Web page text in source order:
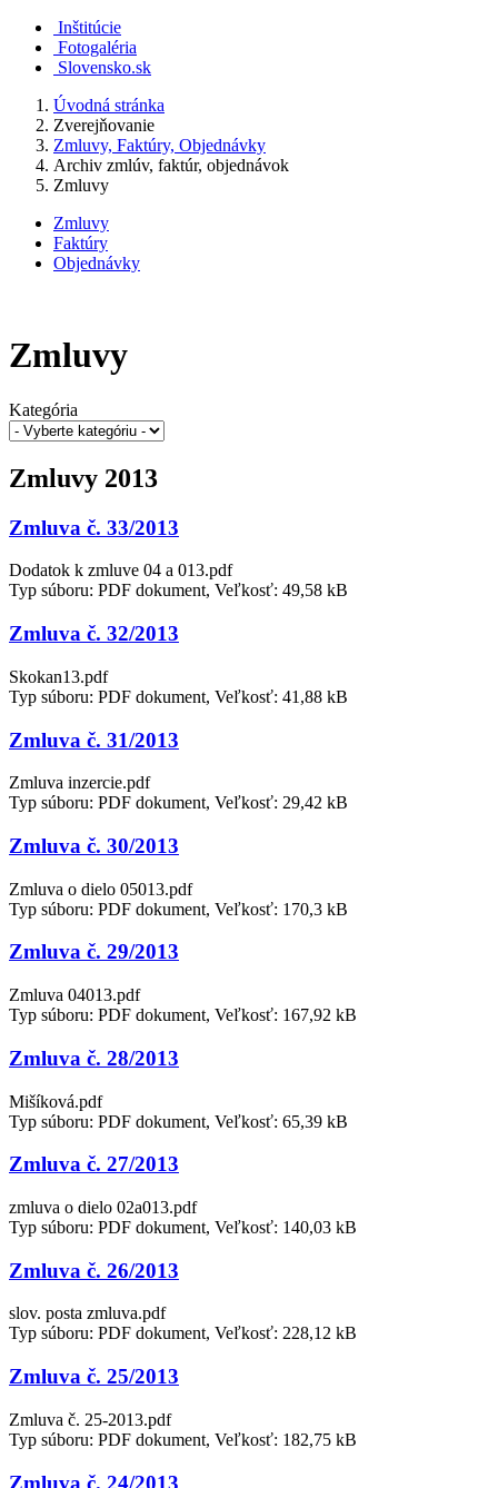
Inštitúcie
Fotogaléria
Slovensko.sk
Úvodná stránka
Zverejňovanie
Zmluvy, Faktúry, Objednávky
Archiv zmlúv, faktúr, objednávok
Zmluvy
Zmluvy
Faktúry
Objednávky
Zmluvy
Kategória
Zmluvy 2013
Zmluva č. 33/2013
Dodatok k zmluve 04 a 013.pdf
Typ súboru: PDF dokument, Veľkosť: 49,58 kB
Zmluva č. 32/2013
Skokan13.pdf
Typ súboru: PDF dokument, Veľkosť: 41,88 kB
Zmluva č. 31/2013
Zmluva inzercie.pdf
Typ súboru: PDF dokument, Veľkosť: 29,42 kB
Zmluva č. 30/2013
Zmluva o dielo 05013.pdf
Typ súboru: PDF dokument, Veľkosť: 170,3 kB
Zmluva č. 29/2013
Zmluva 04013.pdf
Typ súboru: PDF dokument, Veľkosť: 167,92 kB
Zmluva č. 28/2013
Mišíková.pdf
Typ súboru: PDF dokument, Veľkosť: 65,39 kB
Zmluva č. 27/2013
zmluva o dielo 02a013.pdf
Typ súboru: PDF dokument, Veľkosť: 140,03 kB
Zmluva č. 26/2013
slov. posta zmluva.pdf
Typ súboru: PDF dokument, Veľkosť: 228,12 kB
Zmluva č. 25/2013
Zmluva č. 25-2013.pdf
Typ súboru: PDF dokument, Veľkosť: 182,75 kB
Zmluva č. 24/2013